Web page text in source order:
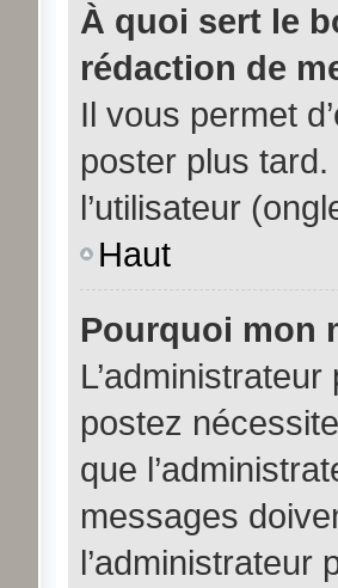
À quoi sert le
rédaction de
Il vous permet
poster plus
l’utilisateur
Haut
Pourquoi mon
postez
que
messages
l’administrateur